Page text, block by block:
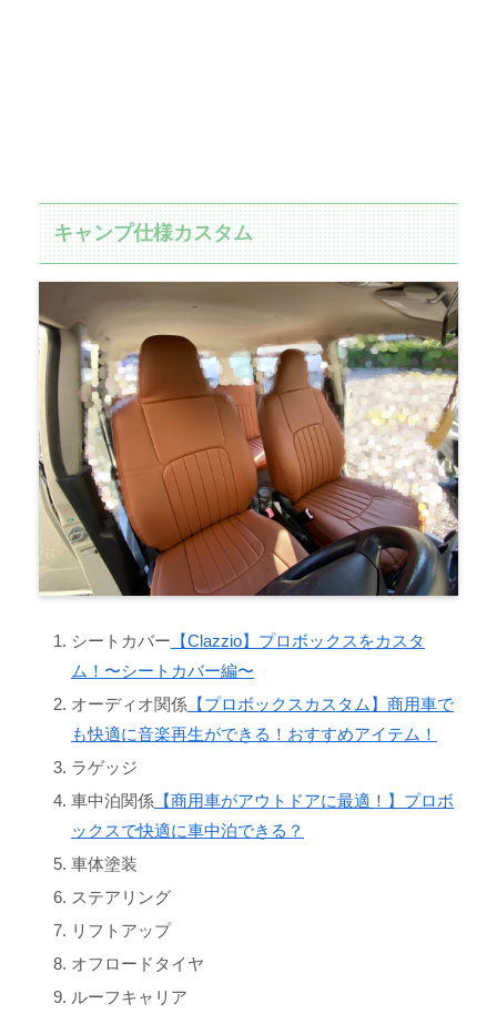
キャンプ仕様カスタム
シートカバー 【Clazzio】プロボックスをカスタ
ム！〜シートカバー編〜
オーディオ関係 【プロボックスカスタム】商用車で
も快適に音楽再生ができる！おすすめアイテム！
ラゲッジ
車中泊関係 【商用車がアウトドアに最適！】プロボ
ックスで快適に車中泊できる？
車体塗装
ステアリング
リフトアップ
オフロードタイヤ
ルーフキャリア